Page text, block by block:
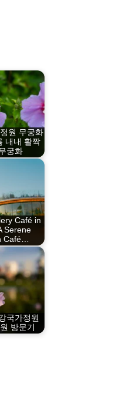
원 무궁화
내내 활짝
궁화
Café in
Serene
Café…
국가정원
방문기